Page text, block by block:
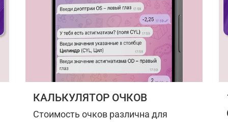
КАЛЬКУЛЯТОР ОЧКОВ
Стоимость очков различна для